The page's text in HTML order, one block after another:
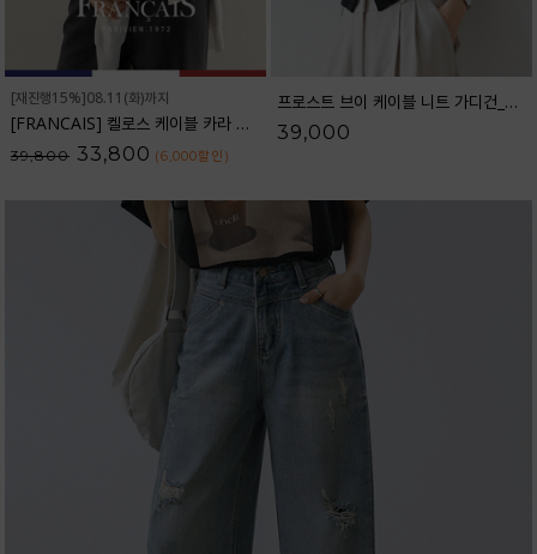
[재진행15%]08.11(화)까지
[FRANCAIS] 켈로스 케이블 카라 니트_F6S256KN
39,800 33,800 (6,000할인 )
프로스트 브이 케이블 니트 가디건_61CA1478
39,000